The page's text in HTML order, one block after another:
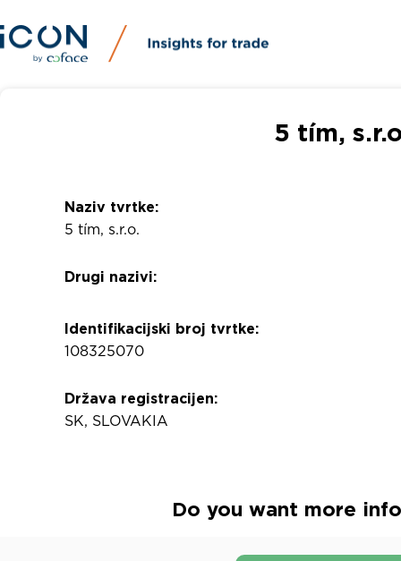
5 tím,
Naziv tvrtke:
5 tím, s.r.o.
Drugi nazivi:
Identifikacijski broj tvrtke:
108325070
Država registracijen:
SK, SLOVAKIA
Do you want more